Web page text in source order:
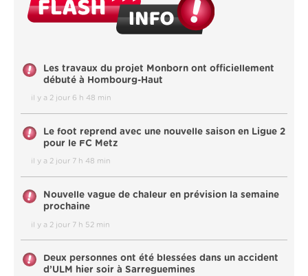
Les travaux du projet Monborn ont officiellement
débuté à Hombourg-Haut
il y a 2 jour 6 h 48 min
Le foot reprend avec une nouvelle saison en Ligue 2
pour le FC Metz
il y a 2 jour 7 h 48 min
Nouvelle vague de chaleur en prévision la semaine
prochaine
il y a 2 jour 7 h 52 min
Deux personnes ont été blessées dans un accident
d’ULM hier soir à Sarreguemines